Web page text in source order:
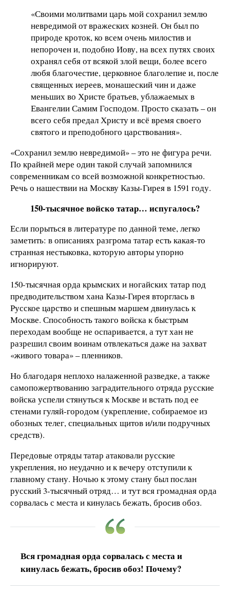
«Своими молитвами царь мой сохранил землю
невредимой от вражеских козней. Он был по
природе кроток, ко всем очень милостив и
непорочен и, подобно Иову, на всех путях своих
охранял себя от всякой злой вещи, более всего
любя благочестие, церковное благолепие и, после
священных иереев, монашеский чин и даже
меньших во Христе братьев, ублажаемых в
Евангелии Самим Господом. Просто сказать – он
всего себя предал Христу и всё время своего
святого и преподобного царствования».
«Сохранил землю невредимой» – это не фигура речи.
По крайней мере один такой случай запомнился
современникам со всей возможной конкретностью.
Речь о нашествии на Москву Казы-Гирея в 1591 году.
150-тысячное войско татар… испугалось?
Если порыться в литературе по данной теме, легко
заметить: в описаниях разгрома татар есть какая-то
странная нестыковка, которую авторы упорно
игнорируют.
150-тысячная орда крымских и ногайских татар под
предводительством хана Казы-Гирея вторглась в
Русское царство и спешным маршем двинулась к
Москве. Способность такого войска к быстрым
переходам вообще не оспаривается, а тут хан не
разрешил своим воинам отвлекаться даже на захват
«живого товара» – пленников.
Но благодаря неплохо налаженной разведке, а также
самопожертвованию заградительного отряда русские
войска успели стянуться к Москве и встать под ее
стенами гуляй-городом (укрепление, собираемое из
обозных телег, специальных щитов и/или подручных
средств).
Передовые отряды татар атаковали русские
укрепления, но неудачно и к вечеру отступили к
главному стану. Ночью к этому стану был послан
русский 3-тысячный отряд… и тут вся громадная орда
сорвалась с места и кинулась бежать, бросив обоз.
Вся громадная орда сорвалась с места и
кинулась бежать, бросив обоз! Почему?